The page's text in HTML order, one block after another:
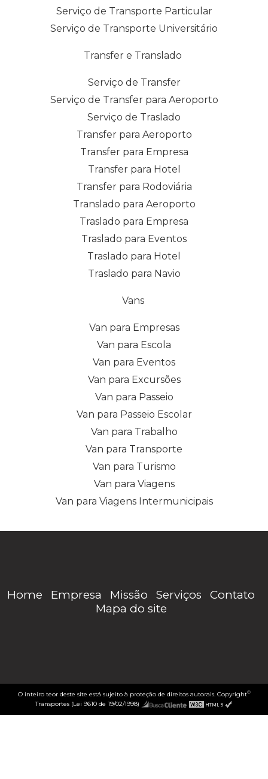
Serviço de Transporte Particular
Serviço de Transporte Universitário
Transfer e Translado
Serviço de Transfer
Serviço de Transfer para Aeroporto
Serviço de Traslado
Transfer para Aeroporto
Transfer para Empresa
Transfer para Hotel
Transfer para Rodoviária
Translado para Aeroporto
Traslado para Empresa
Traslado para Eventos
Traslado para Hotel
Traslado para Navio
Vans
Van para Empresas
Van para Escola
Van para Eventos
Van para Excursões
Van para Passeio
Van para Passeio Escolar
Van para Trabalho
Van para Transporte
Van para Turismo
Van para Viagens
Van para Viagens Intermunicipais
Home Empresa Missão Serviços
Contato
Mapa do site
O inteiro teor deste site está sujeito à proteção de direitos autorais. Copyright©
Transportes (Lei 9610 de 19/02/1998)